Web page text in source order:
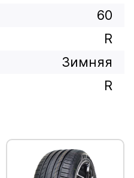
60
R
Зимняя
R